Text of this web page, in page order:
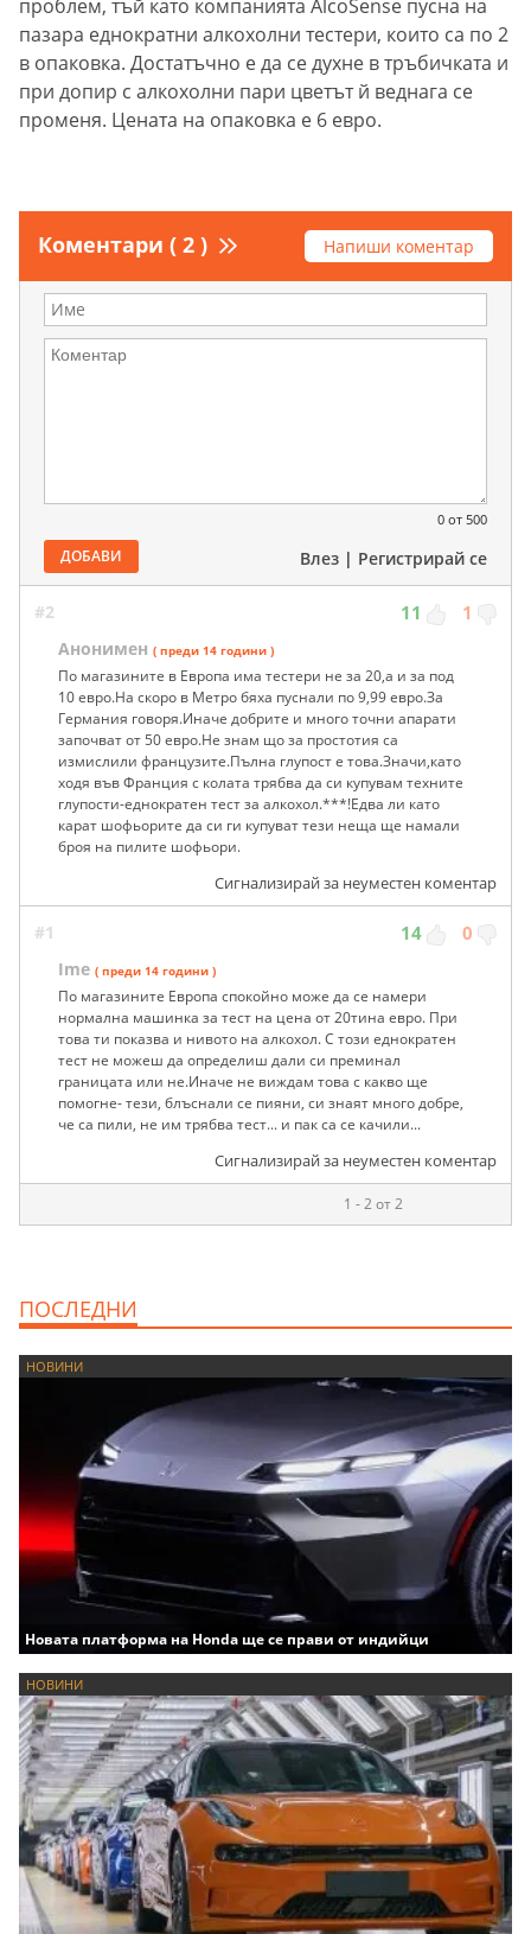
проблем, тъй като компанията AlcoSense пусна на
пазара еднократни алкохолни тестери, които са по 2
в опаковка. Достатъчно е да се духне в тръбичката и
при допир с алкохолни пари цветът й веднага се
променя. Цената на опаковка е 6 евро.
Коментари ( 2 ) Напиши коментар
0 от 500
ДОБАВИ Влез | Регистрирай се
#2 11 1
Анонимен ( преди 14 години )
По магазините в Европа има тестери не за 20,а и за под
10 евро.На скоро в Метро бяха пуснали по 9,99 евро.За
Германия говоря.Иначе добрите и много точни апарати
започват от 50 евро.Не знам що за простотия са
измислили французите.Пълна глупост е това.Значи,като
ходя във Франция с колата трябва да си купувам техните
глупости-еднократен тест за алкохол.***!Едва ли като
карат шофьорите да си ги купуват тези неща ще намали
броя на пилите шофьори.
Сигнализирай за неуместен коментар
#1 14 0
Ime ( преди 14 години )
По магазините Европа спокойно може да се намери
нормална машинка за тест на цена от 20тина евро. При
това ти показва и нивото на алкохол. С този еднократен
тест не можеш да определиш дали си преминал
границата или не.Иначе не виждам това с какво ще
помогне- тези, блъснали се пияни, си знаят много добре,
че са пили, не им трябва тест... и пак са се качили...
Сигнализирай за неуместен коментар
1 - 2 от 2
ПОСЛЕДНИ
НОВИНИ
Новата платформа на Honda ще се прави от индийци
НОВИНИ